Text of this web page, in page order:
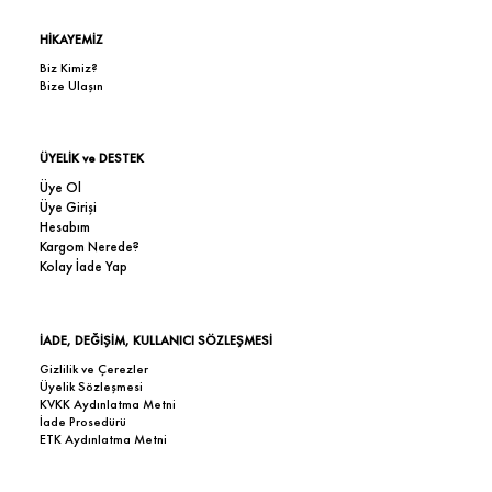
HİKAYEMİZ
Biz Kimiz?
Bize Ulaşın
ÜYELİK ve DESTEK
Üye Ol
Üye Girişi
Hesabım
Kargom Nerede?
Kolay İade Yap
İADE, DEĞİŞİM, KULLANICI SÖZLEŞMESİ
Gizlilik ve Çerezler
Üyelik Sözleşmesi
KVKK Aydınlatma Metni
İade Prosedürü
ETK Aydınlatma Metni